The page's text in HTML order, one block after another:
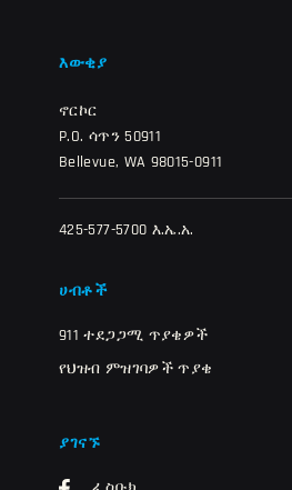
እውቂያ
ኖርኮር
P.O. ሳጥን 50911
Bellevue, WA 98015-0911
425-577-5700 እ.ኤ.አ.
ሀብቶች
911 ተደጋጋሚ ጥያቄዎች
የህዝብ ምዝገባዎች ጥያቄ
ያገናኙ